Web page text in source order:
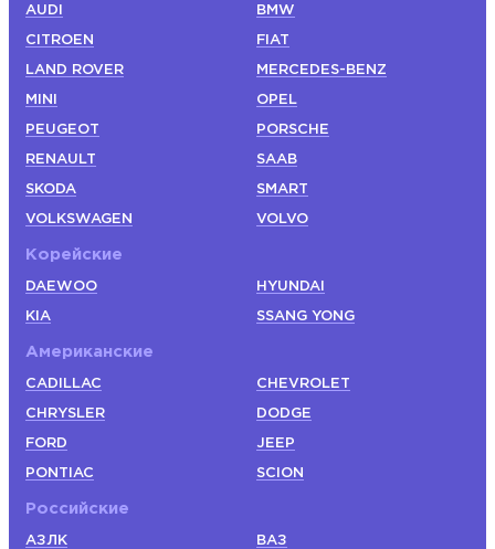
AUDI BMW
CITROEN FIAT
LAND ROVER MERCEDES-BENZ
MINI OPEL
PEUGEOT PORSCHE
RENAULT SAAB
SKODA SMART
VOLKSWAGEN VOLVO
Корейские
DAEWOO HYUNDAI
KIA SSANG YONG
Американские
CADILLAC CHEVROLET
CHRYSLER DODGE
FORD JEEP
PONTIAC SCION
Российские
АЗЛК ВАЗ